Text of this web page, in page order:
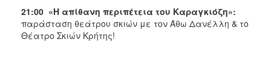
21:00 «Η απίθανη περιπέτεια του Καραγκιόζη»:
παράσταση θεάτρου σκιών με τον Άθω Δανέλλη & το
Θέατρο Σκιών Κρήτης!